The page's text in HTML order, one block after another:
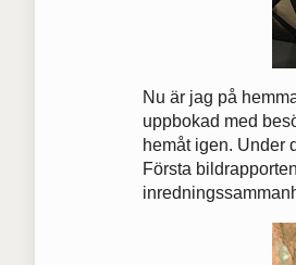
Nu är jag på
uppbokad med
hemåt igen. Under
Första